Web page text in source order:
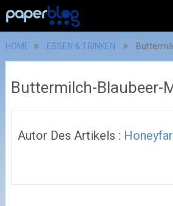
HOME ESSEN & TRINKEN
Buttermilch-Blaubeer-
Autor Des Artikels :